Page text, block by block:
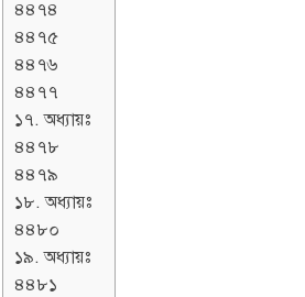
৪৪৭৪
৪৪৭৫
৪৪৭৬
৪৪৭৭
১৭. অধ্যায়ঃ
৪৪৭৮
৪৪৭৯
১৮. অধ্যায়ঃ
৪৪৮০
১৯. অধ্যায়ঃ
৪৪৮১